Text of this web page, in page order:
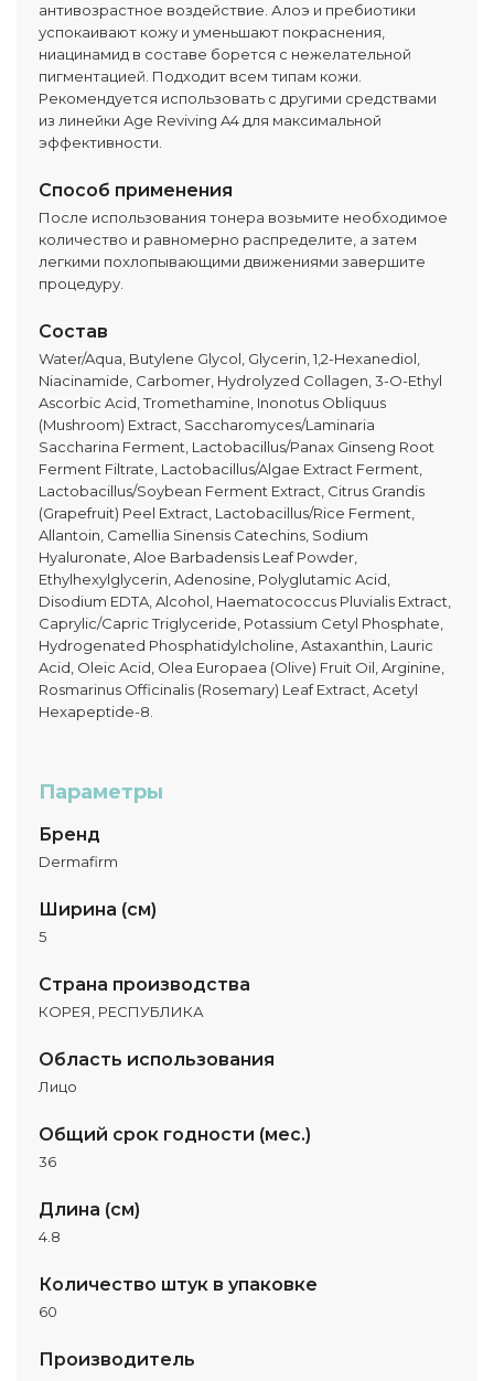
антивозрастное воздействие. Алоэ и пребиотики
успокаивают кожу и уменьшают покраснения,
ниацинамид в составе борется с нежелательной
пигментацией. Подходит всем типам кожи.
Рекомендуется использовать с другими средствами
из линейки Age Reviving A4 для максимальной
эффективности.
Способ применения
После использования тонера возьмите необходимое
количество и равномерно распределите, а затем
легкими похлопывающими движениями завершите
процедуру.
Состав
Water/Aqua, Butylene Glycol, Glycerin, 1,2-Hexanediol,
Niacinamide, Carbomer, Hydrolyzed Collagen, 3-O-Ethyl
Ascorbic Acid, Tromethamine, Inonotus Obliquus
(Mushroom) Extract, Saccharomyces/Laminaria
Saccharina Ferment, Lactobacillus/Panax Ginseng Root
Ferment Filtrate, Lactobacillus/Algae Extract Ferment,
Lactobacillus/Soybean Ferment Extract, Citrus Grandis
(Grapefruit) Peel Extract, Lactobacillus/Rice Ferment,
Allantoin, Camellia Sinensis Catechins, Sodium
Hyaluronate, Aloe Barbadensis Leaf Powder,
Ethylhexylglycerin, Adenosine, Polyglutamic Acid,
Disodium EDTA, Alcohol, Haematococcus Pluvialis Extract,
Caprylic/Capric Triglyceride, Potassium Cetyl Phosphate,
Hydrogenated Phosphatidylcholine, Astaxanthin, Lauric
Acid, Oleic Acid, Olea Europaea (Olive) Fruit Oil, Arginine,
Rosmarinus Officinalis (Rosemary) Leaf Extract, Acetyl
Hexapeptide-8.
Параметры
Бренд
Dermafirm
Ширина (см)
5
Страна производства
КОРЕЯ, РЕСПУБЛИКА
Область использования
Лицо
Общий срок годности (мес.)
36
Длина (см)
4.8
Количество штук в упаковке
60
Производитель